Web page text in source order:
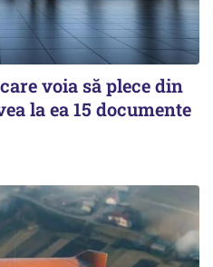
voia să plece din
la ea 15 documente